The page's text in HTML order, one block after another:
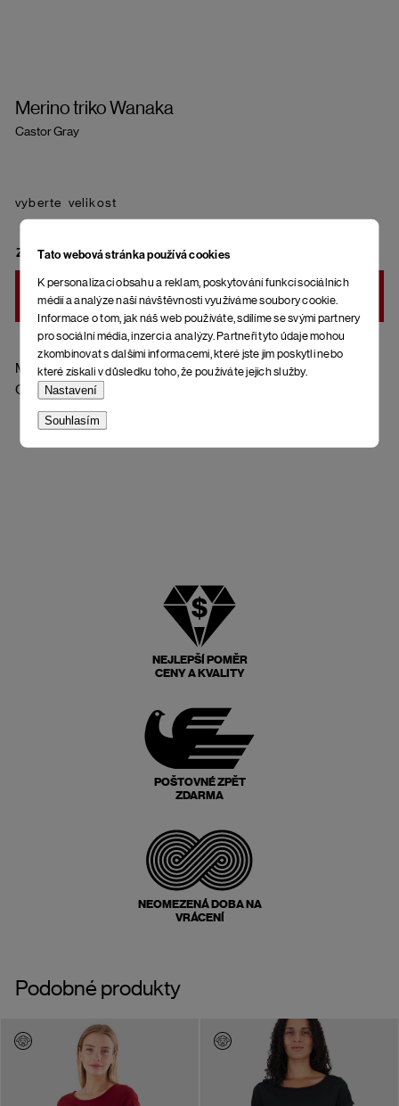
Tato webová stránka používá cookies
K personalizaci obsahu a reklam, poskytování funkcí sociálních
médií a analýze naší návštěvnosti využíváme soubory cookie.
Informace o tom, jak náš web používáte, sdílíme se svými partnery
pro sociální média, inzerci a analýzy. Partneři tyto údaje mohou
zkombinovat s dalšími informacemi, které jste jim poskytli nebo
které získali v důsledku toho, že používáte jejich služby.
Nastavení
Souhlasím
Merino triko Wanaka
Castor Gray
Materiál: 56 % lyocell, 38 % vlna merino, 6 % elastan
Gramáž: 160 g/m2
velikost
ZVOLTE VARIANTU
DO KOŠÍKU
NEJLEPŠÍ POMĚR
CENY A KVALITY
POŠTOVNÉ ZPĚT
ZDARMA
NEOMEZENÁ DOBA NA
VRÁCENÍ
Podobné produkty